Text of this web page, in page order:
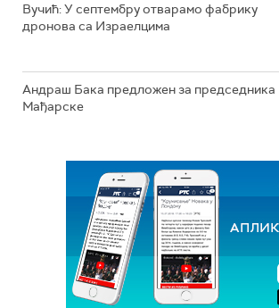
Вучић: У септембру отварамо фабрику
дронова са Израелцима
Андраш Бакa предложен за председника
Мађарске